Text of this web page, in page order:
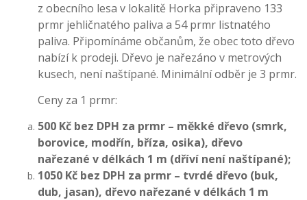
z obecního lesa v lokalitě Horka připraveno 133
prmr jehličnatého paliva a 54 prmr listnatého
paliva. Připomínáme občanům, že obec toto dřevo
nabízí k prodeji. Dřevo je nařezáno v metrových
kusech, není naštípané. Minimální odběr je 3 prmr.
Ceny za 1 prmr:
500 Kč bez DPH za prmr – měkké dřevo (smrk,
borovice, modřín, bříza, osika), dřevo
nařezané v délkách 1 m (dříví není naštípané);
1050 Kč bez DPH za prmr – tvrdé dřevo (buk,
dub, jasan), dřevo nařezané v délkách 1 m